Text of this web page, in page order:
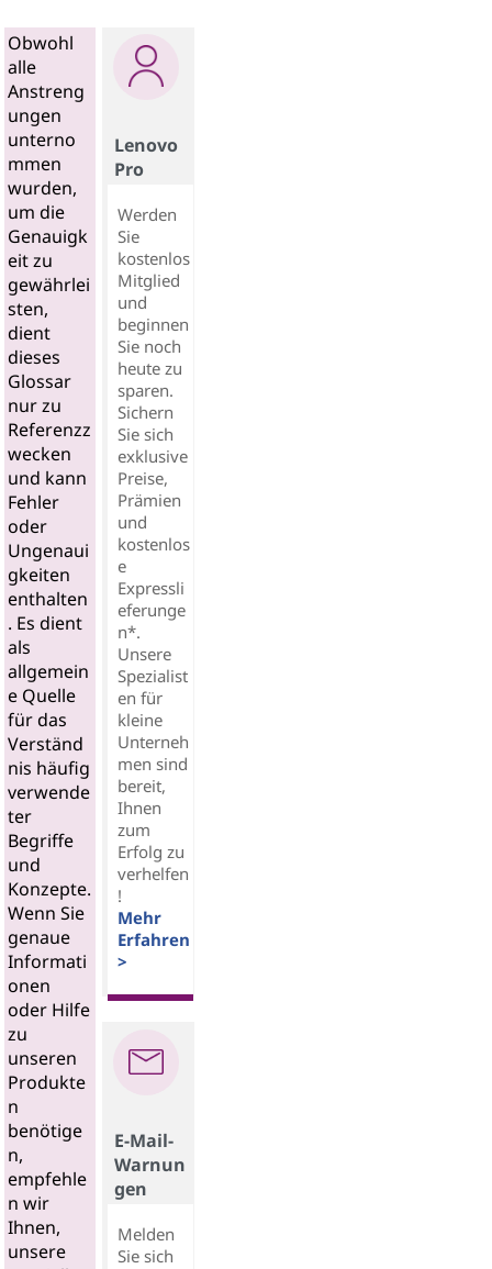
Obwohl
alle
Anstreng
ungen
unterno
mmen
wurden,
um die
Genauigk
eit zu
gewährlei
sten,
dient
dieses
Glossar
nur zu
Referenzz
wecken
und kann
Fehler
oder
Ungenaui
gkeiten
enthalten
. Es dient
als
allgemein
e Quelle
für das
Verständ
nis häufig
verwende
ter
Begriffe
und
Konzepte.
Wenn Sie
genaue
Informati
onen
oder Hilfe
zu
unseren
Produkte
n
benötige
n,
empfehle
n wir
Ihnen,
unsere
Lenovo
Pro
Werden
Sie
kostenlos
Mitglied
und
beginnen
Sie noch
heute zu
sparen.
Sichern
Sie sich
exklusive
Preise,
Prämien
und
kostenlos
e
Expressli
eferunge
n*.
Unsere
Spezialist
en für
kleine
Unterneh
men sind
bereit,
Ihnen
zum
Erfolg zu
verhelfen
!
Mehr
Erfahren
>
E-Mail-
Warnun
gen
Melden
Sie sich